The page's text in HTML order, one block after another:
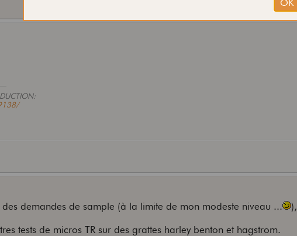
des demandes de sample (à la limite de mon modeste niveau ...
),
tests de micros TR sur des grattes harley benton et hagstrom.